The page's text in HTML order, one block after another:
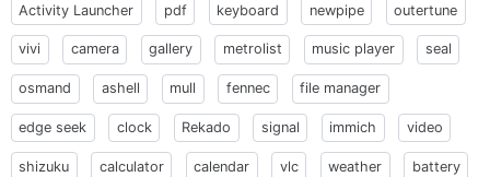
Activity Launcher pdf keyboard newpipe outertune
vivi camera gallery metrolist music player seal
osmand ashell mull fennec file manager
edge seek clock Rekado signal immich video
shizuku calculator calendar vlc weather battery